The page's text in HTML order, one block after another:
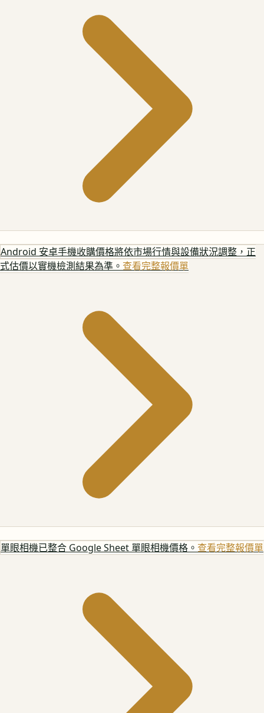
Android 安卓手機收購價格將依市場行情與設備狀況調整，正
式估價以實機檢測結果為準。 查看完整報價單
單眼相機已整合 Google Sheet 單眼相機價格。 查看完整報價單